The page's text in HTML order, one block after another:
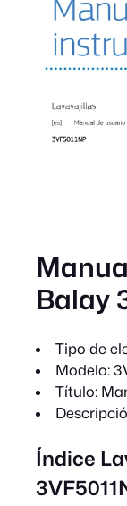
Balay
Tipo de
Modelo:
Título:
Índice